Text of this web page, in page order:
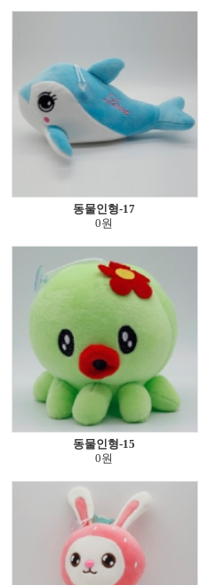
동물인형-17
0원
동물인형-15
0원